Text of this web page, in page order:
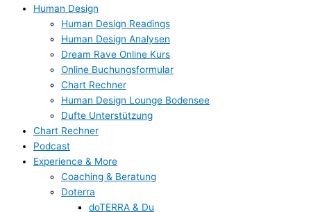
Human Design
Human Design Readings
Human Design Analysen
Dream Rave Online Kurs
Online Buchungsformular
Chart Rechner
Human Design Lounge Bodensee
Dufte Unterstützung
Chart Rechner
Podcast
Experience & More
Coaching & Beratung
Doterra
doTERRA & Du